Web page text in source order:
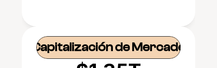
Capitalización de Mercado